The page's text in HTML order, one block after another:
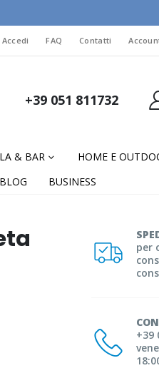
Accedi FAQ Contatti
+39 051 811732
& BAR HOME E
BLOG BUSINESS
per
+39